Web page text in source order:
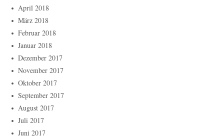
April 2018
März 2018
Februar 2018
Januar 2018
Dezember 2017
November 2017
Oktober 2017
September 2017
August 2017
Juli 2017
Juni 2017